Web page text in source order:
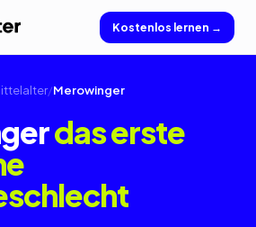
Kostenlos lernen →
/Merowinger
das erste